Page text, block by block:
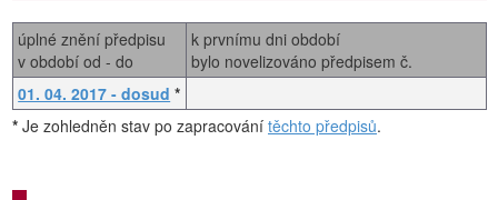
úplné znění předpisu
v období od - do
k prvnímu dni období
bylo novelizováno předpisem č.
01. 04. 2017 - dosud *
* Je zohledněn stav po zapracování těchto předpisů.